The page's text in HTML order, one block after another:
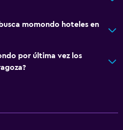
momondo hoteles en
por última vez los